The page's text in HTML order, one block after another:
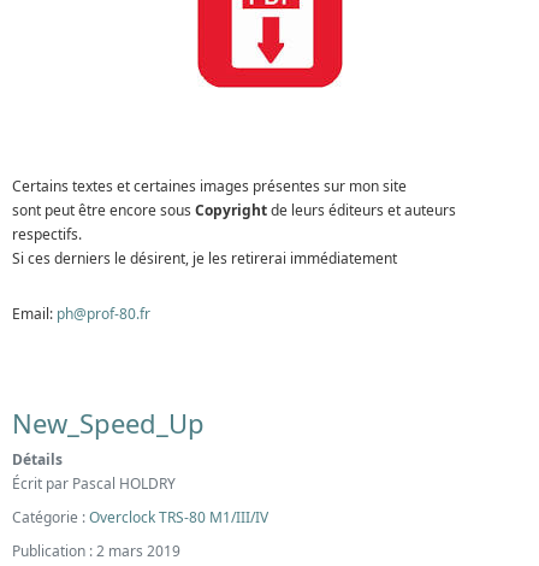
Certains textes et certaines images présentes sur mon site
sont peut être encore sous Copyrightde leurs éditeurs et auteurs
respectifs.
Si ces derniers le désirent, je les retirerai immédiatement
Email: ph@prof-80.fr
New_Speed_Up
Détails
Écrit par Pascal HOLDRY
Catégorie :Overclock TRS-80 M1/III/IV
Publication : 2 mars 2019